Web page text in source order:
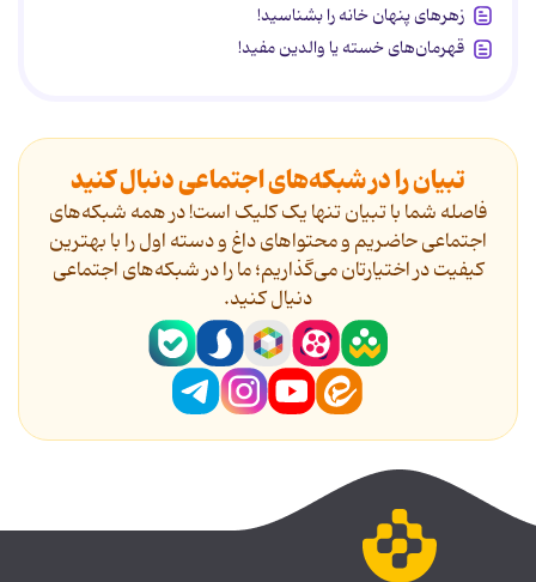
زهرهای پنهان خانه را بشناسید!
قهرمان‌های خسته یا والدین مفید!
تبیان را در شبکه‌های اجتماعی دنبال کنید
فاصله شما با تبیان تنها یک کلیک است! در همه شبکه‌های
اجتماعی حاضریم و محتواهای داغ و دسته اول را با بهترین
کیفیت در اختیارتان می‌گذاریم؛ ما را در شبکه‌های اجتماعی
دنیال کنید.